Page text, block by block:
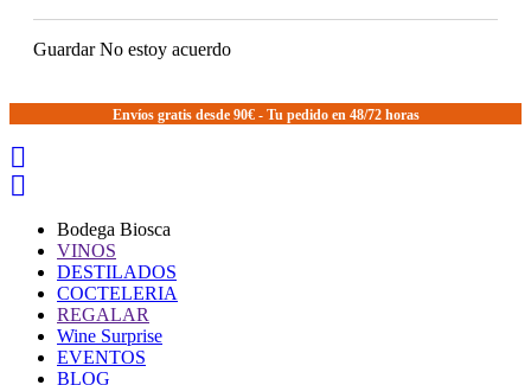
GuardarNo estoy acuerdo
Envíos gratis desde 90€ - Tu pedido en 48/72 horas


Bodega Biosca
VINOS
DESTILADOS
COCTELERIA
REGALAR
Wine Surprise
EVENTOS
BLOG